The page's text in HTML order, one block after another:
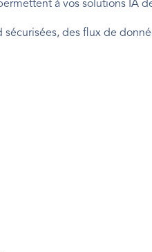
à vos solutions IA
des flux de